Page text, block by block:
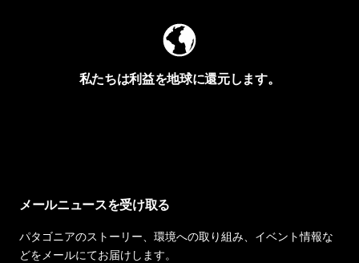
私たちは利益を地球に還元します。
メールニュースを受け取る
パタゴニアのストーリー、環境への取り組み、イベント情報な
どをメールにてお届けします。